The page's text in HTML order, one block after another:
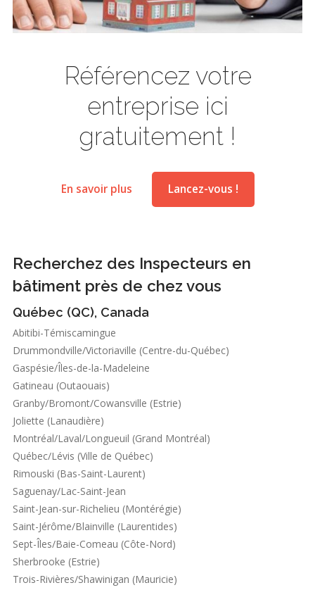
Référencez votre
entreprise ici
gratuitement !
En savoir plus Lancez-vous !
Recherchez des Inspecteurs en
bâtiment près de chez vous
Québec (QC), Canada
Abitibi-Témiscamingue
Drummondville/Victoriaville (Centre-du-Québec)
Gaspésie/Îles-de-la-Madeleine
Gatineau (Outaouais)
Granby/Bromont/Cowansville (Estrie)
Joliette (Lanaudière)
Montréal/Laval/Longueuil (Grand Montréal)
Québec/Lévis (Ville de Québec)
Rimouski (Bas-Saint-Laurent)
Saguenay/Lac-Saint-Jean
Saint-Jean-sur-Richelieu (Montérégie)
Saint-Jérôme/Blainville (Laurentides)
Sept-Îles/Baie-Comeau (Côte-Nord)
Sherbrooke (Estrie)
Trois-Rivières/Shawinigan (Mauricie)